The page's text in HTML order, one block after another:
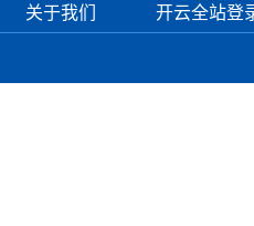
关于我们 开云全站登